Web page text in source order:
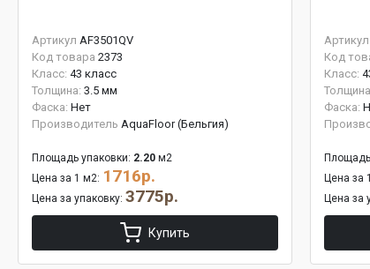
Артикул AF3501QV
Код товара 2373
Класс: 43 класс
Толщина: 3.5 мм
Фаска: Нет
Производитель AquaFloor (Бельгия)
Площадь упаковки: 2.20 м2
Цена за 1 м2: 1716р.
Цена за упаковку: 3775р.
Купить
Артикул
Код
Класс:
Фаска:
Цена за
Цена за